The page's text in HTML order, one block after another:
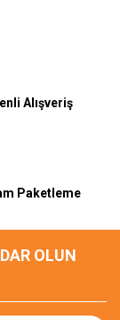
Alışveriş
Paketleme
OLUN